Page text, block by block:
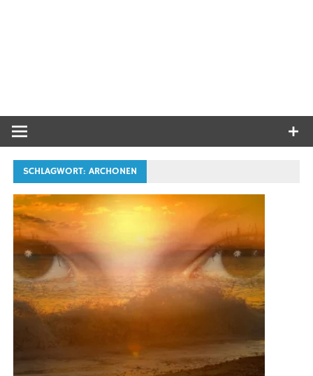
SCHLAGWORT:ARCHONEN